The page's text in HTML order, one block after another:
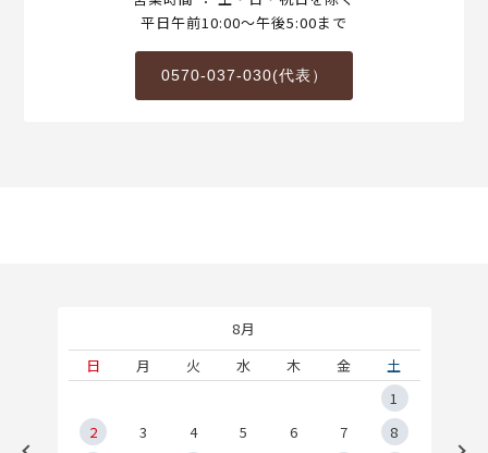
平日午前10:00～午後5:00まで
0570-037-030(代表）
8月
日
月 火 水 木 金
土
1
2
3 4 5 6 7
8